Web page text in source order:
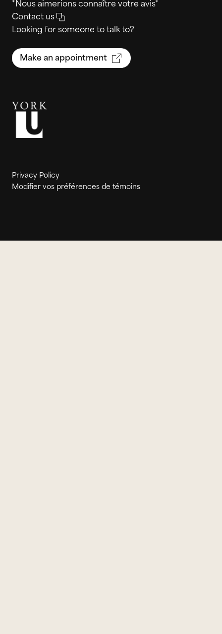
*Nous aimerions connaître votre avis*
Contact us
Looking for someone to talk to?
Make an appointment
Privacy Policy
Modifier vos préférences de témoins